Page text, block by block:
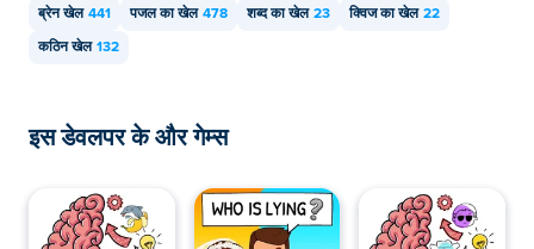
ब्रेन खेल 441 पजल का खेल 478 शब्द का खेल 23 क्विज का खेल 22
कठिन खेल 132
इस डेवलपर के और गेम्स